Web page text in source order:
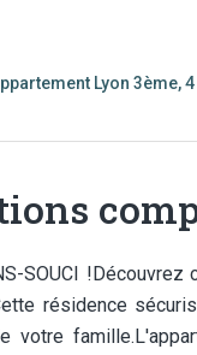
Lyon 3ème,
SOUCI
résidence
votre